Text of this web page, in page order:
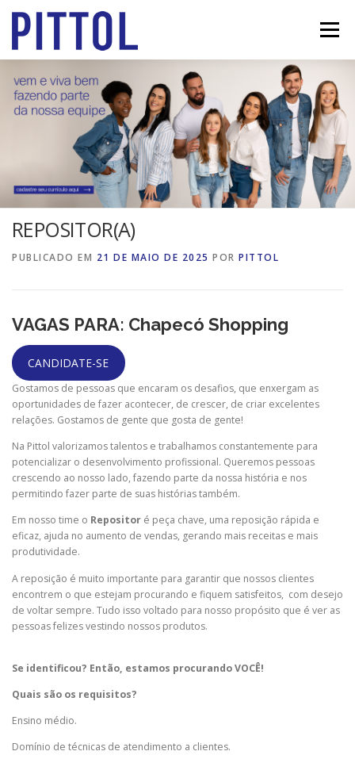
conteúdo
Menu
HOME VAGAS SOBRE
NOSSAS LOJAS CONTATO
CADASTRAR CURRÍCULO
REPOSITOR(A)
PUBLICADO EM 21 DE MAIO DE 2025 POR PITTOL
VAGAS PARA: Chapecó Shopping
CANDIDATE-SE
Gostamos de pessoas que encaram os desafios, que enxergam as
oportunidades de fazer acontecer, de crescer, de criar excelentes
relações. Gostamos de gente que gosta de gente!
Na Pittol valorizamos talentos e trabalhamos constantemente para
potencializar o desenvolvimento profissional. Queremos pessoas
crescendo ao nosso lado, fazendo parte da nossa história e nos
permitindo fazer parte de suas histórias também.
Em nosso time o Repositor é peça chave, uma reposição rápida e
eficaz, ajuda no aumento de vendas, gerando mais receitas e mais
produtividade.
A reposição é muito importante para garantir que nossos clientes
encontrem o que estejam procurando e fiquem satisfeitos, com desejo
de voltar sempre. Tudo isso voltado para nosso propósito que é ver as
pessoas felizes vestindo nossos produtos.
Se identificou? Então, estamos procurando VOCÊ!
Quais são os requisitos?
Ensino médio.
Domínio de técnicas de atendimento a clientes.